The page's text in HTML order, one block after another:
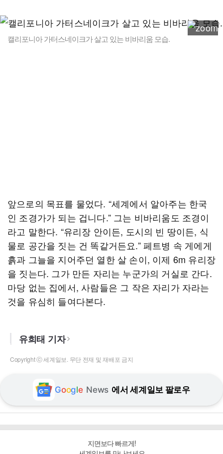
캘리포니아 가터스네이크가 살고 있는 비바리움 모습.
앞으로의 목표를 물었다. “세계에서 알아주는 한국
인 조경가가 되는 겁니다.” 그는 비바리움도 조경이
라고 말한다. “유리장 안이든, 도시의 빈 땅이든, 식
물로 공간을 짓는 건 똑같거든요.” 페트병 속 게에게
흙과 그늘을 지어주던 열한 살 손이, 이제 6m 유리장
을 짓는다. 그가 만든 자리는 누군가의 거실로 간다.
마당 없는 집에서, 사람들은 그 작은 자리가 자라는
것을 유심히 들여다본다.
유희태 기자
Copyright ⓒ 세계일보. 무단 전재 및 재배포 금지
Google News 에서 세계일보 팔로우
지면보다 빠르게!